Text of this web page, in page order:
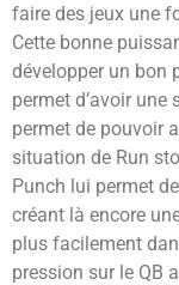
faire des jeux une
Cette bonne
développer un bon
permet d’avoir
permet de pouvoir
situation de Run
Punch lui permet
créant là encore
plus facilement
pression sur le QB